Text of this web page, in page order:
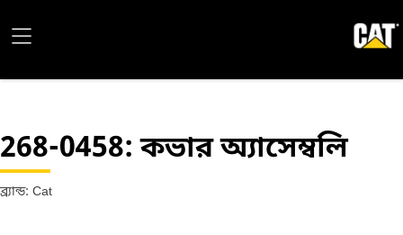
268-0458: কভার অ্যাসেম্বলি
ব্র্যান্ড: Cat